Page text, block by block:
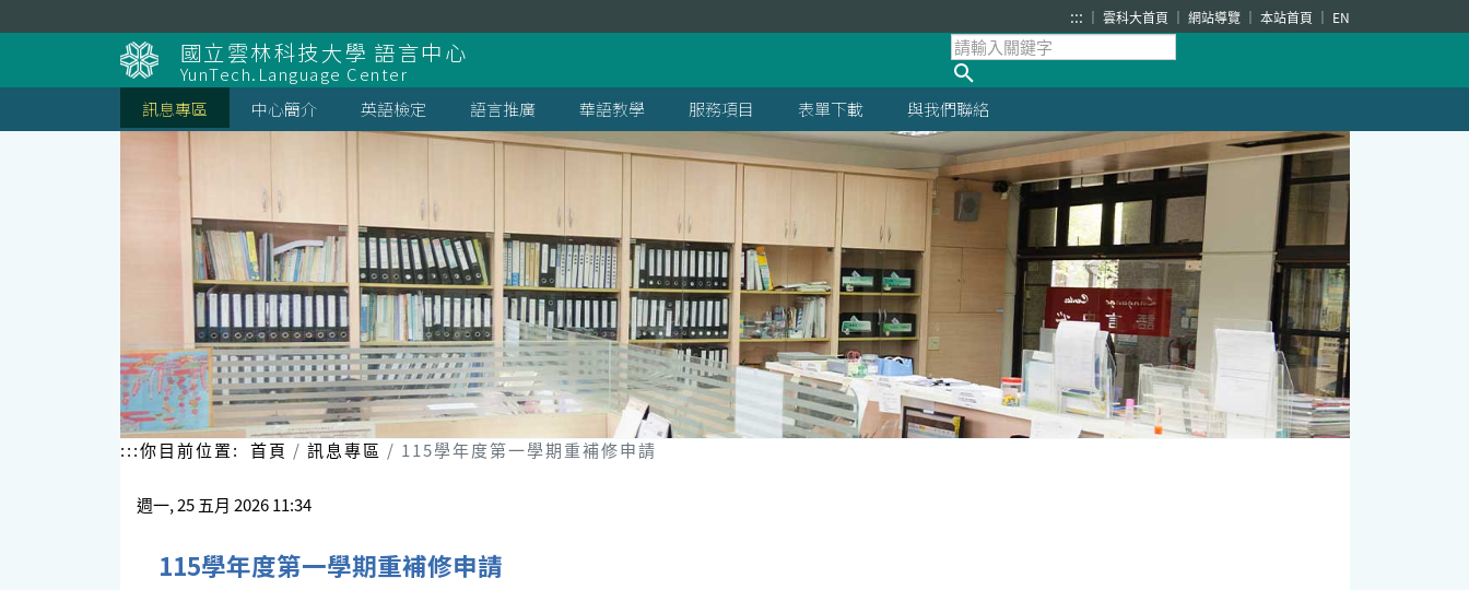
到
::: 雲科大首頁 網站導覽 本站首頁 EN
國立雲林科技大學 語言中心
YunTech.Language Center
訊息專區
中心簡介 英語檢定 語言推廣 華語教學 服務項目 表單下載 與我們聯絡
:::你目前位置: 首頁 訊息專區 115學年度第一學期重補修申請
週一, 25 五月 2026 11:34
115學年度第一學期重補修申請